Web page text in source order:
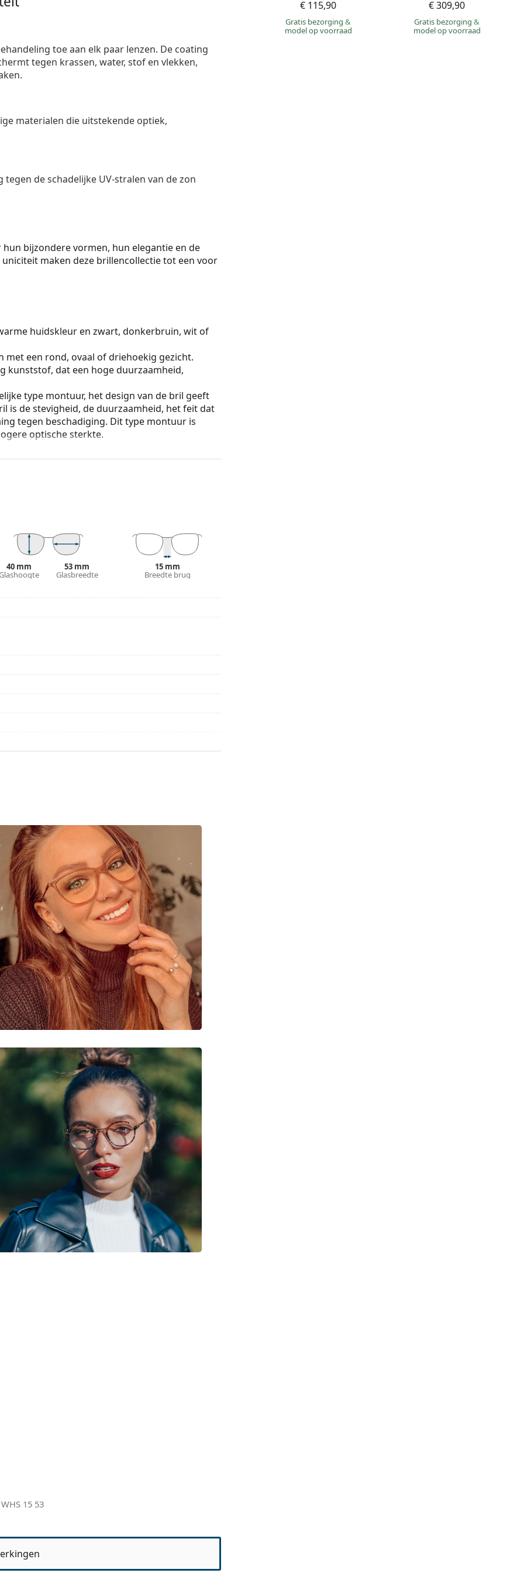
€ 115,90
Gratis bezorging&
model op voorraad
€ 309,90
Gratis bezorging&
model op voorraad
toe aan elk paar lenzen. De coating
tegen krassen, water, stof en vlekken,
materialen die uitstekende optiek,
de schadelijke UV-stralen van de zon
bijzondere vormen, hun elegantie en de
maken deze brillencollectie tot een voor
huidskleur en zwart, donkerbruin, wit of
een rond, ovaal of driehoekig gezicht.
kunststof, dat een hoge duurzaamheid,
type montuur, het design van de bril geeft
is de stevigheid, de duurzaamheid, het feit dat
tegen beschadiging. Dit type montuur is
optische sterkte.
de koker en het ontwerp kunnen variëren.
40 mm 53 mm
Glasbreedte
15 mm
Breedte brug
15 53